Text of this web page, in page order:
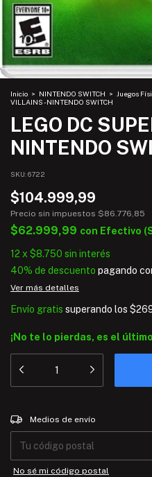
Inicio > NINTENDO SWITCH > Juegos
VILLAINS - NINTENDO SWITCH
LEGO DC
NINTENDO
SKU: 6722
$104.999,99
Precio sin impuestos $86.776,85
$62.999,99 con Efectivo
12 x $8.750 sin interés
40% de descuento pagando
Ver más detalles
Envío gratis superando los
¡No te lo pierdas, es el
Entregas para el CP:
Medios de envío
No sé mi código postal